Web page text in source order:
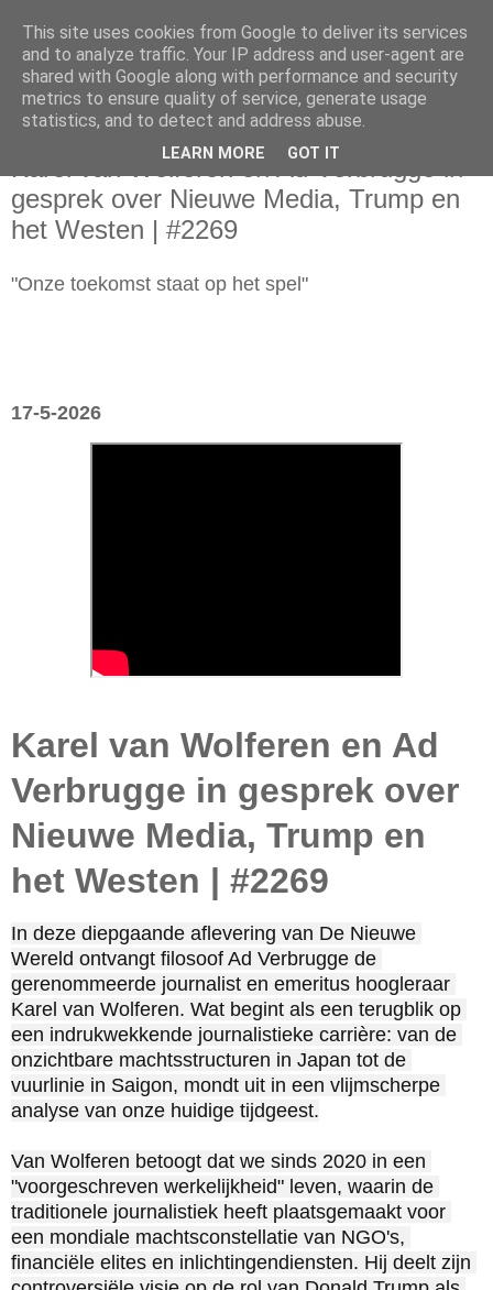
zondag 17 mei 2026
Karel van Wolferen en Ad Verbrugge in
gesprek over Nieuwe Media, Trump en
het Westen | #2269
"Onze toekomst staat op het spel"
17-5-2026
Karel van Wolferen en Ad
Verbrugge in gesprek over
Nieuwe Media, Trump en
het Westen | #2269
In deze diepgaande aflevering van De Nieuwe
Wereld ontvangt filosoof Ad Verbrugge de
gerenommeerde journalist en emeritus hoogleraar
Karel van Wolferen. Wat begint als een terugblik op
een indrukwekkende journalistieke carrière: van de
onzichtbare machtsstructuren in Japan tot de
vuurlinie in Saigon, mondt uit in een vlijmscherpe
analyse van onze huidige tijdgeest.
Van Wolferen betoogt dat we sinds 2020 in een
"voorgeschreven werkelijkheid" leven, waarin de
traditionele journalistiek heeft plaatsgemaakt voor
een mondiale machtsconstellatie van NGO's,
financiële elites en inlichtingendiensten. Hij deelt zijn
This site uses cookies from Google to deliver its services
and to analyze traffic. Your IP address and user-agent are
shared with Google along with performance and security
metrics to ensure quality of service, generate usage
statistics, and to detect and address abuse.
LEARN MORE GOT IT